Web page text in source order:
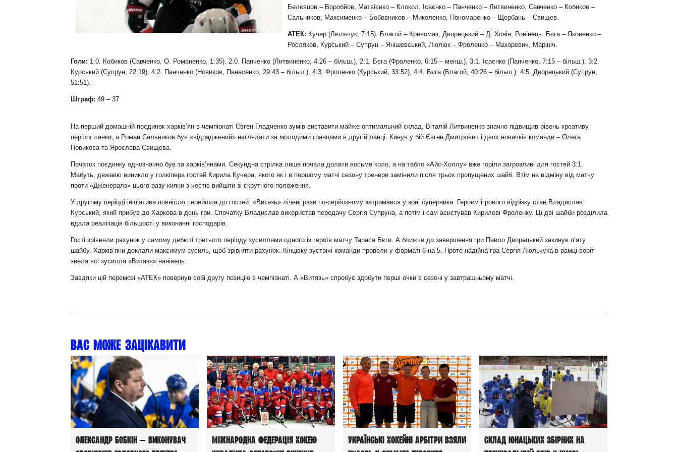
Белєвцов – Воробйов, Матвієнко – Клокол. Ісаєнко – Панченко – Литвиненко, Савченко – Кобиков –
Сальников, Максименко – Бобовников – Миколенко, Пономаренко – Щербань – Свищев.
АТЕК: Кучер (Люльчук, 7:15). Благой – Кривомаз, Дворецький – Д. Хонін, Ровінець. Бєга – Яковенко –
Росляков, Курський – Супрун – Янішевський, Люлюк – Фроленко – Макоревич, Марініч.
Голи: 1:0. Кобиков (Савченко, О. Романенко, 1:35), 2:0. Панченко (Литвиненко, 4:26 – більш.), 2:1. Бєга (Фроленко, 6:15 – менш.), 3:1. Ісаєнко (Панченко, 7:15 – більш.), 3:2.
Курський (Супрун, 22:19), 4:2. Панченко (Новиков, Панасенко, 29:43 – більш.), 4:3. Фроленко (Курський, 33:52), 4:4. Бєга (Благой, 40:26 –більш.), 4:5. Дворецький (Супрун,
51:51).
Штраф: 49 –37
На перший домашній поєдинок харків’ян в чемпіонаті Євген Гладченко зумів виставити майже оптимальний склад. Віталій Литвиненко значно підвищив рівень креативу
першої ланки, а Роман Сальников був «відряджений» наглядати за молодими гравцями в другій ланці. Кинув у бій Євген Дмитрович і двох новачків команди – Олега
Новикова та Ярослава Свищева.
Початок поєдинку однозначно був за харків’янами. Секундна стрілка лише почала долати восьме коло, а на табло «Айс-Холлу» вже горіли загрозливі для гостей 3:1.
Мабуть, дежавю виникло у голкіпера гостей Кирила Кучера, якого як і в першому матчі сезону тренери замінили після трьох пропущених шайб. Втім на відміну від матчу
проти «Дженералз» цього разу кияни з честю вийшли зі скрутного положення.
У другому періоді ініціатива повністю перейшла до гостей. «Витязь» лічені рази по-серйозному затримався у зоні суперника. Героєм ігрового відрізку став Владислав
Курський, який прибув до Харкова в день гри. Спочатку Владислав використав передачу Сергія Супруна, а потім і сам асистував Кирилові Фроленку. Ці дві шайби розділила
вдала реалізація більшості у виконанні господарів.
Гості зрівняли рахунок у самому дебюті третього періоду зусиллями одного із героїв матчу Тараса Бєги. А ближче до завершення гри Павло Дворецький закинув п’яту
шайбу. Харків’яни доклали максимум зусиль, щоб зрівняти рахунок. Кінцівку зустрічі команди провели у форматі 6-на-5. Проте надійна гра Сергія Люльчука в рамці воріт
звела всі зусилля «Витязя» нанівець.
Завдяки цій перемозі «АТЕК» повернув собі другу позицію в чемпіонаті. А «Витязь» спробує здобути перші очки в сезоні у завтрашньому матчі.
Вас може зацікавити
Олександр Бобкін — виконувач
Міжнародна федерація хокею
Українські хокейні арбітри взяли
Склад юнацьких збірних на